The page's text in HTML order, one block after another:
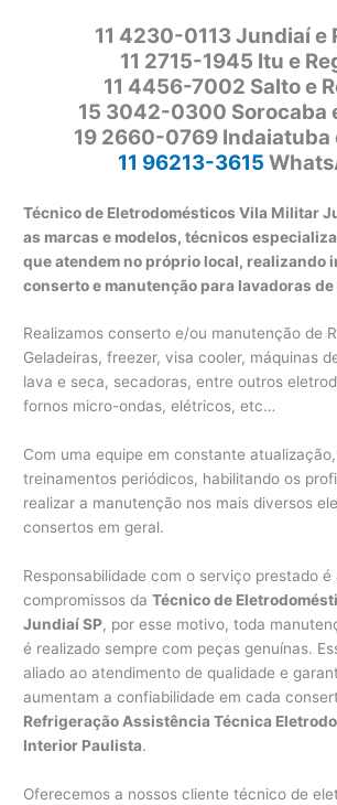
11 4230-0113 Jundiaí e
11 2715-1945 Itu e
11 4456-7002 Salto e
15 3042-0300 Sorocaba
19 2660-0769 Indaiatuba
11 96213-3615
Técnico de Eletrodomésticos Vila Militar
as marcas e modelos, técnicos
que atendem no próprio local, realizando
conserto e manutenção para lavadoras
Realizamos conserto e/ou manutenção de
Geladeiras, freezer, visa cooler, máquinas
lava e seca, secadoras, entre outros
fornos micro-ondas, elétricos, etc…
Com uma equipe em constante
treinamentos periódicos, habilitando os
realizar a manutenção nos mais diversos
consertos em geral.
Responsabilidade com o serviço prestado é
compromissos daTécnico de
Jundiaí SP, por esse motivo, toda
é realizado sempre com peças genuínas.
aliado ao atendimento de qualidade e
aumentam a confiabilidade em cada
Refrigeração Assistência Técnica
Interior Paulista.
Oferecemos a nossos cliente técnico de